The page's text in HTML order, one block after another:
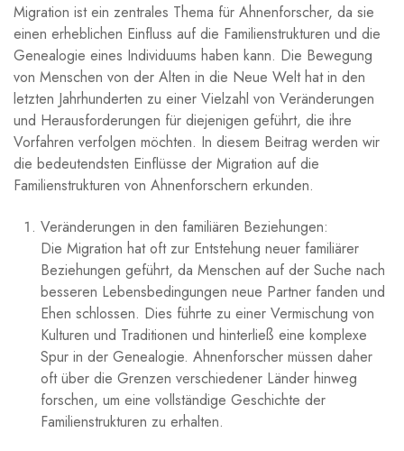
Migration ‌ist⁣ ein⁣ zentrales Thema für Ahnenforscher,‍ da ⁤sie
einen erheblichen Einfluss auf die ‌Familienstrukturen und die
Genealogie ‍eines Individuums haben kann. Die⁤ Bewegung
von Menschen ‌von‌ der ⁢Alten in die Neue Welt hat⁣ in den
letzten Jahrhunderten zu einer Vielzahl ​von Veränderungen
und‍ Herausforderungen für‍ diejenigen geführt, die ihre
Vorfahren verfolgen möchten. In diesem Beitrag werden wir
die bedeutendsten Einflüsse der Migration auf die
Familienstrukturen von Ahnenforschern erkunden.
Veränderungen in den familiären Beziehungen:
Die​ Migration hat oft zur Entstehung neuer⁣ familiärer
Beziehungen geführt, ‍da Menschen auf der Suche⁣ nach
besseren Lebensbedingungen neue Partner fanden und
Ehen schlossen. Dies führte zu einer Vermischung⁢ von
Kulturen und ‌Traditionen und hinterließ eine komplexe ​
Spur in⁢ der Genealogie. ‍Ahnenforscher müssen daher
oft über die Grenzen verschiedener​ Länder hinweg⁣
forschen, um eine vollständige Geschichte⁤ der
Familienstrukturen zu erhalten.